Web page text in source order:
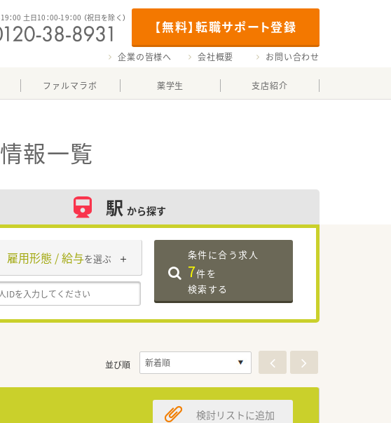
【無料】転職サポート登録
：00 土日10：00-19：00 （祝日を除く）
企業の皆様へ 会社概要 お問い合わせ
ファルマラボ 薬学生 支店紹介
報一覧
駅 から探す
雇用形態 / 給与を選ぶ 条件に合う求人
7件を
検索する
並び順
検討リストに追加